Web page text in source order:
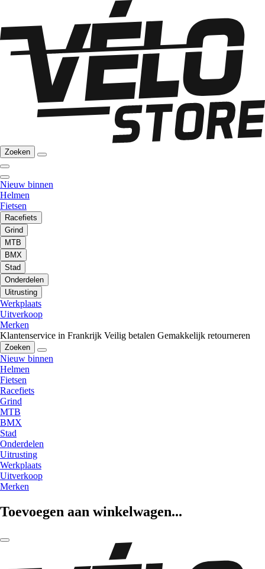
Zoeken
Nieuw binnen
Helmen
Fietsen
Racefiets
Grind
MTB
BMX
Stad
Onderdelen
Uitrusting
Werkplaats
Uitverkoop
Merken
Klantenservice in Frankrijk Veilig betalen Gemakkelijk retourneren
Zoeken
Nieuw binnen
Helmen
Fietsen
Racefiets
Grind
MTB
BMX
Stad
Onderdelen
Uitrusting
Werkplaats
Uitverkoop
Merken
Toevoegen aan winkelwagen...